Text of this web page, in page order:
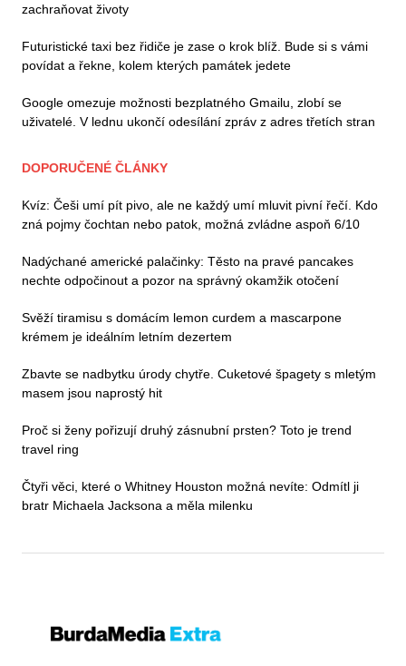
zachraňovat životy
Futuristické taxi bez řidiče je zase o krok blíž. Bude si s vámi
povídat a řekne, kolem kterých památek jedete
Google omezuje možnosti bezplatného Gmailu, zlobí se
uživatelé. V lednu ukončí odesílání zpráv z adres třetích stran
DOPORUČENÉ ČLÁNKY
Kvíz: Češi umí pít pivo, ale ne každý umí mluvit pivní řečí. Kdo
zná pojmy čochtan nebo patok, možná zvládne aspoň 6/10
Nadýchané americké palačinky: Těsto na pravé pancakes
nechte odpočinout a pozor na správný okamžik otočení
Svěží tiramisu s domácím lemon curdem a mascarpone
krémem je ideálním letním dezertem
Zbavte se nadbytku úrody chytře. Cuketové špagety s mletým
masem jsou naprostý hit
Proč si ženy pořizují druhý zásnubní prsten? Toto je trend
travel ring
Čtyři věci, které o Whitney Houston možná nevíte: Odmítl ji
bratr Michaela Jacksona a měla milenku